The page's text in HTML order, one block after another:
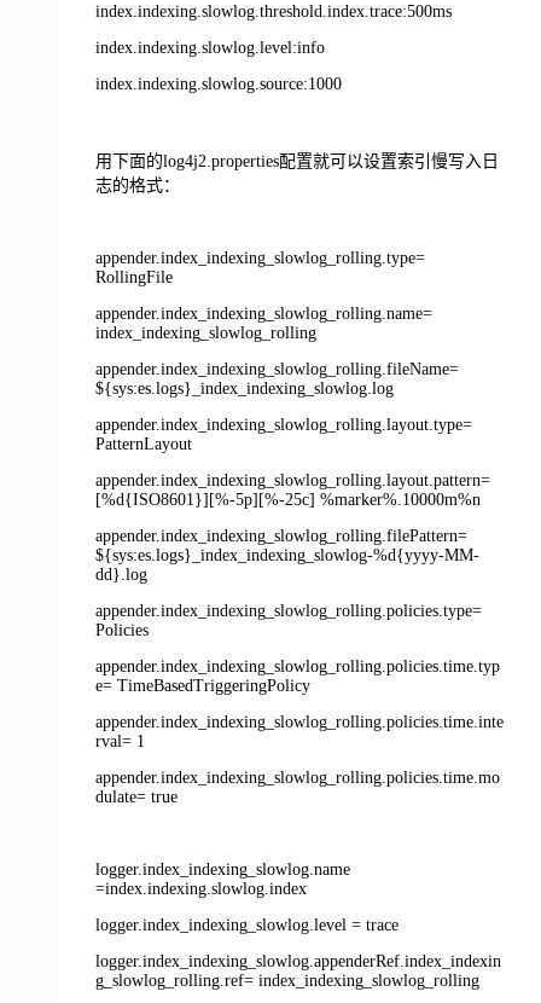
index.indexing.slowlog.threshold.index.trace:500ms
index.indexing.slowlog.level:info
index.indexing.slowlog.source:1000
用下面的log4j2.properties配置就可以设置索引慢写入日
志的格式：
appender.index_indexing_slowlog_rolling.type=
RollingFile
appender.index_indexing_slowlog_rolling.name=
index_indexing_slowlog_rolling
appender.index_indexing_slowlog_rolling.fileName=
${sys:es.logs}_index_indexing_slowlog.log
appender.index_indexing_slowlog_rolling.layout.type=
PatternLayout
appender.index_indexing_slowlog_rolling.layout.pattern=
[%d{ISO8601}][%-5p][%-25c] %marker%.10000m%n
appender.index_indexing_slowlog_rolling.filePattern=
${sys:es.logs}_index_indexing_slowlog-%d{yyyy-MM-
dd}.log
appender.index_indexing_slowlog_rolling.policies.type=
Policies
appender.index_indexing_slowlog_rolling.policies.time.typ
e= TimeBasedTriggeringPolicy
appender.index_indexing_slowlog_rolling.policies.time.inte
rval= 1
appender.index_indexing_slowlog_rolling.policies.time.mo
dulate= true
logger.index_indexing_slowlog.name
=index.indexing.slowlog.index
logger.index_indexing_slowlog.level = trace
logger.index_indexing_slowlog.appenderRef.index_indexin
g_slowlog_rolling.ref= index_indexing_slowlog_rolling